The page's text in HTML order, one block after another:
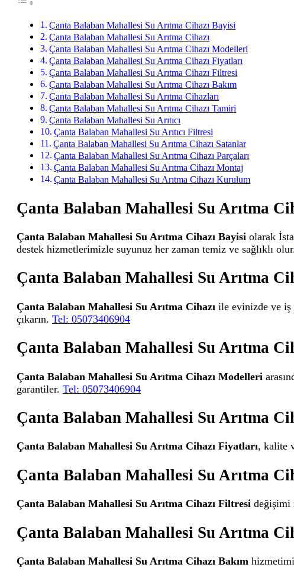
Çanta Balaban Mahallesi Su Arıtma Cihazı Bayisi
Çanta Balaban Mahallesi Su Arıtma Cihazı
Çanta Balaban Mahallesi Su Arıtma Cihazı Modelleri
Çanta Balaban Mahallesi Su Arıtma Cihazı Fiyatları
Çanta Balaban Mahallesi Su Arıtma Cihazı Filtresi
Çanta Balaban Mahallesi Su Arıtma Cihazı Bakım
Çanta Balaban Mahallesi Su Arıtma Cihazları
Çanta Balaban Mahallesi Su Arıtma Cihazı Tamiri
Çanta Balaban Mahallesi Su Arıtıcı
Çanta Balaban Mahallesi Su Arıtıcı Filtresi
Çanta Balaban Mahallesi Su Arıtma Cihazı Satanlar
Çanta Balaban Mahallesi Su Arıtma Cihazı Parçaları
Çanta Balaban Mahallesi Su Arıtma Cihazı Montaj
Çanta Balaban Mahallesi Su Arıtma Cihazı Kurulum
Çanta Balaban Mahallesi Su Arıtma
Çanta Balaban Mahallesi Su Arıtma Cihazı Bayisi olarak
destek hizmetlerimizle suyunuz her zaman temiz ve sağlıklı
Çanta Balaban Mahallesi Su Arıtma
Çanta Balaban Mahallesi Su Arıtma Cihazı ile evinizde ve iş
çıkarın. Tel: 05073406904
Çanta Balaban Mahallesi Su Arıtma
Çanta Balaban Mahallesi Su Arıtma Cihazı Modelleri
garantiler. Tel: 05073406904
Çanta Balaban Mahallesi Su Arıtma
Çanta Balaban Mahallesi Su Arıtma Cihazı Fiyatları, kalite
Çanta Balaban Mahallesi Su Arıtma
Çanta Balaban Mahallesi Su Arıtma Cihazı Filtresi değişimi
Çanta Balaban Mahallesi Su Arıtma
Çanta Balaban Mahallesi Su Arıtma Cihazı Bakım